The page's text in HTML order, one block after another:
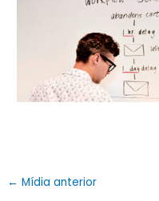
← Mídia anterior